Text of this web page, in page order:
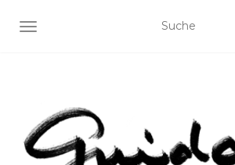
SCHALTE NAVIGATION